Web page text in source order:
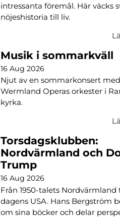
intressanta föremål. Här väcks
nöjeshistoria till liv.
Musik i sommarkväll
16 Aug 2026
Njut av en sommarkonsert med
Wermland Operas orkester i
kyrka.
Torsdagsklubben:
Nordvärmland och
Trump
16 Aug 2026
Från 1950-talets Nordvärmland
dagens USA. Hans Bergström
om sina böcker och delar